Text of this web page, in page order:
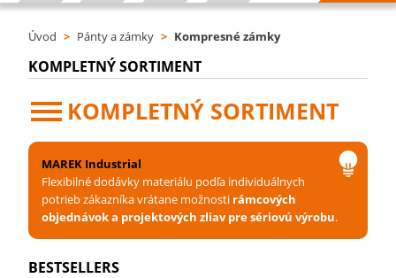
Úvod > Pánty a zámky > Kompresné zámky
KOMPLETNÝ SORTIMENT
KOMPLETNÝ SORTIMENT
MAREK Industrial
Flexibilné dodávky materiálu podľa individuálnych
potrieb zákazníka vrátane možnosti rámcových
objednávok a projektových zliav pre sériovú výrobu.
BESTSELLERS